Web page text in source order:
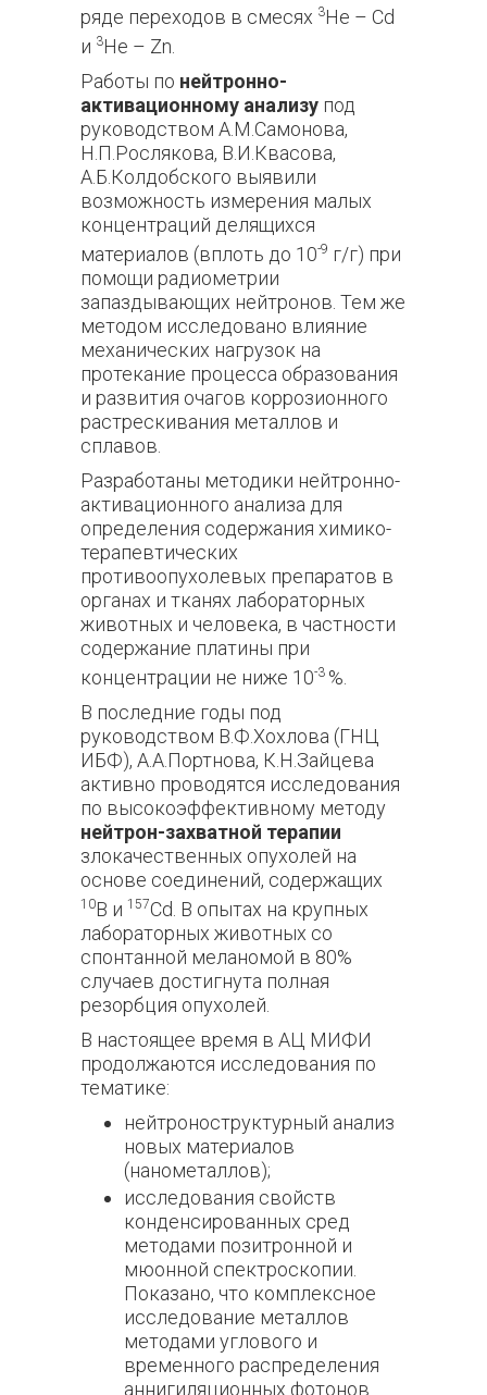
ряде переходов в смесях 3Не – Cd
и 3He – Zn.
Работы по нейтронно-
активационному анализу под
руководством А.М.Самонова,
Н.П.Рослякова, В.И.Квасова,
А.Б.Колдобского выявили
возможность измерения малых
концентраций делящихся
материалов (вплоть до 10-9 г/г) при
помощи радиометрии
запаздывающих нейтронов. Тем же
методом исследовано влияние
механических нагрузок на
протекание процесса образования
и развития очагов коррозионного
растрескивания металлов и
сплавов.
Разработаны методики нейтронно-
активационного анализа для
определения содержания химико-
терапевтических
противоопухолевых препаратов в
органах и тканях лабораторных
животных и человека, в частности
содержание платины при
концентрации не ниже 10-3 %.
В последние годы под
руководством В.Ф.Хохлова (ГНЦ
ИБФ), А.А.Портнова, К.Н.Зайцева
активно проводятся исследования
по высокоэффективному методу
нейтрон-захватной терапии
злокачественных опухолей на
основе соединений, содержащих
10В и 157Cd. В опытах на крупных
лабораторных животных со
спонтанной меланомой в 80%
случаев достигнута полная
резорбция опухолей.
В настоящее время в АЦ МИФИ
продолжаются исследования по
тематике:
нейтроноструктурный анализ
новых материалов
(нанометаллов);
исследования свойств
конденсированных сред
методами позитронной и
мюонной спектроскопии.
Показано, что комплексное
исследование металлов
методами углового и
временного распределения
аннигиляционных фотонов